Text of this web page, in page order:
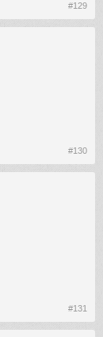
#129
#130
#131